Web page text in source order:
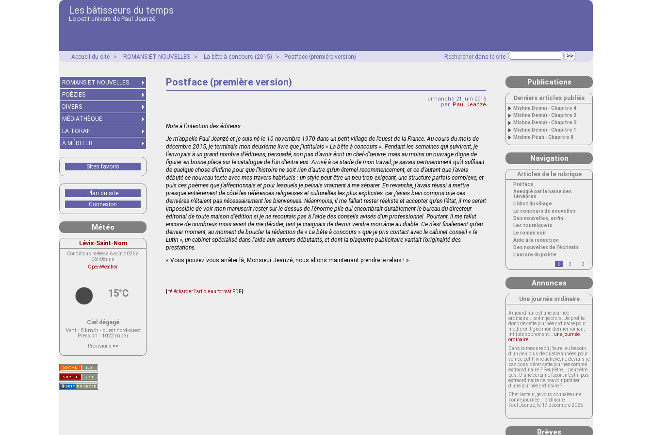
Les bâtisseurs du temps
Le petit univers de Paul Jeanzé
Rechercher dans le site
Accueil du site > ROMANS ET NOUVELLES > La bête à concours (2015) > Postface (première version)
Postface (première version)
dimanche 21 juin 2015
par Paul Jeanzé
Note à l’intention des éditeurs
Je m’appelle Paul Jeanzé et je suis né le 10 novembre 1970 dans un petit village de l’ouest de la France. Au cours du mois de
décembre 2015, je terminais mon deuxième livre que j’intitulais « La bête à concours ». Pendant les semaines qui suivirent, je
l’envoyais à un grand nombre d’éditeurs, persuadé, non pas d’avoir écrit un chef-d’œuvre, mais au moins un ouvrage digne de
figurer en bonne place sur le catalogue de l’un d’entre eux. Arrivé à ce stade de mon travail, je savais pertinemment qu’il suffisait
de quelque chose d’infime pour que l’histoire ne soit rien d’autre qu’un éternel recommencement, et ce d’autant que j’avais
débuté ce nouveau texte avec mes travers habituels : un style peut-être un peu trop exigeant, une structure parfois complexe, et
puis ces poèmes que j’affectionnais et pour lesquels je peinais vraiment à me séparer. En revanche, j’avais réussi à mettre
presque entièrement de côté les références religieuses et culturelles les plus explicites, car j’avais bien compris que ces
dernières n’étaient pas nécessairement les bienvenues. Néanmoins, il me fallait rester réaliste et accepter qu’en l’état, il me serait
impossible de voir mon manuscrit rester sur le dessus de l’énorme pile qui encombrait durablement le bureau du directeur
éditorial de toute maison d’édition si je ne recourais pas à l’aide des conseils avisés d’un professionnel. Pourtant, il me fallut
encore de nombreux mois avant de me décider, tant je craignais de devoir vendre mon âme au diable. Ce n’est finalement qu’au
dernier moment, au moment de boucler la rédaction de « La bête à concours » que je pris contact avec le cabinet conseil « le
Lutin », un cabinet spécialisé dans l’aide aux auteurs débutants, et dont la plaquette publicitaire vantait l’originalité des
prestations.
« Vous pouvez vous arrêter là, Monsieur Jeanzé, nous allons maintenant prendre le relais ! »
télécharger l'article au format PDF
ROMANS ET NOUVELLES
POÉZIES
DIVERS
MÉDIATHÈQUE
LA TORAH
À MÉDITER
Sites favoris
Plan du site
Connexion
Météo
Lévis-Saint-Nom
Conditions météo à 6 août 2026 à
06h08min
OpenWeather
15°C
Ciel dégagé
Vent: 8 km/h - ouest nord-ouest
Pression : 1022 mbar
Prévisions >>
actuellement aucune prévision
Saint-Nom.
Veuillez consulter le message du
service ci-dessous.
(401 - Invalid API key. Please see
https://openweathermap.org/faq#error401
Publications
Derniers articles publiés
Mishna Demaï - Chapitre 4
Mishna Demaï - Chapitre 3
Mishna Demaï - Chapitre 2
Mishna Demaï - Chapitre 1
Mishna Péah - Chapitre 8
Navigation
Articles de la rubrique
Préface
Aveuglé par la haine des
ténèbres
L’idiot du village
Le concours de nouvelles
Des nouvelles, enfin…
Les tourniquets
Le roman noir
Aide à la rédaction
Des nouvelles de l’écrivain
L’aurore du poète
1
2 3
Annonces
Une journée ordinaire
Aujourd’hui est une journée
ordinaire... enfin je crois. Je profite
donc de cette journée ordinaire pour
mettre en ligne mon dernier roman,
intitulé sobrement... une journée
ordinaire
Dans la mesure où j’aurai eu besoin
d’un peu plus de quatre années pour
voir ce petit livre achevé, ne devrais-je
pas considérer cette journée comme
extraordinaire ? Peut-être... peut-être
pas. D’une certaine façon, n’est-il pas
extraordinaire de pouvoir profiter
d’une journée ordinaire ?
Cher lecteur, je vous souhaite une
bonne journée... ordinaire.
Paul Jeanzé, le 19 décembre 2025
Brèves